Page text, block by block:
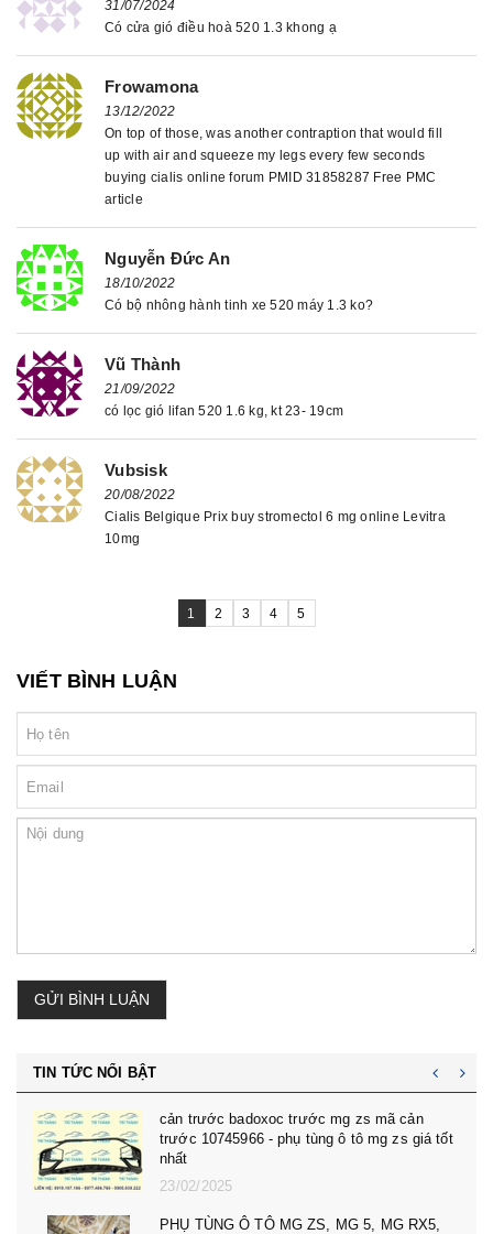
31/07/2024
Có cửa gió điều hoà 520 1.3 khong ạ
Frowamona
13/12/2022
On top of those, was another contraption that would fill
up with air and squeeze my legs every few seconds
buying cialis online forum PMID 31858287 Free PMC
article
Nguyễn Đức An
18/10/2022
Có bộ nhông hành tinh xe 520 máy 1.3 ko?
Vũ Thành
21/09/2022
có lọc gió lifan 520 1.6 kg, kt 23- 19cm
Vubsisk
20/08/2022
Cialis Belgique Prix buy stromectol 6 mg online Levitra
10mg
1 2 3 4 5
VIẾT BÌNH LUẬN
GỬI BÌNH LUẬN
TIN TỨC NỔI BẬT
cản trước badoxoc trước mg zs mã cản
trước 10745966 - phụ tùng ô tô mg zs giá tốt
nhất
23/02/2025
PHỤ TÙNG Ô TÔ MG ZS, MG 5, MG RX5,